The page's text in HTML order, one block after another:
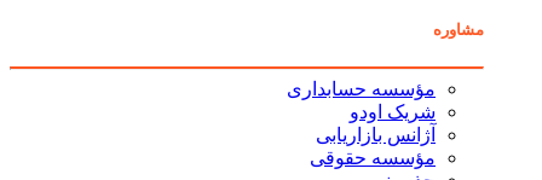
مشاوره
مؤسسه حسابداری
شریک اودو
آژانس بازاریابی
مؤسسه حقوقی